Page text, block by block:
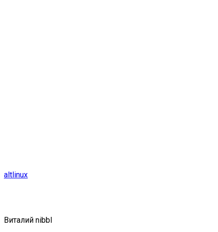
altlinux
Виталий nibbl